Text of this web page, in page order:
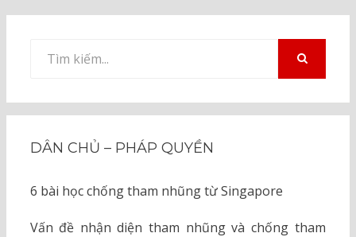
kiếm
DÂN CHỦ – PHÁP QUYỀN
6 bài học chống tham nhũng từ Singapore
Vấn đề nhận diện tham nhũng và chống tham